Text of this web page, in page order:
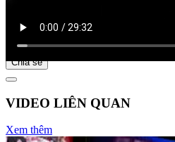
Bắt đầu tại
Chia sẻ
VIDEO LIÊN QUAN
Xem thêm